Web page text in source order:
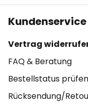
Kundenservice
Vertrag
FAQ & Beratung
Bestellstatus prüfen
Rücksendung/